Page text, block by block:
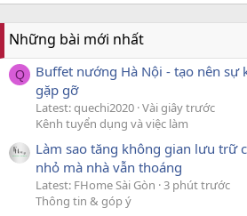
Những bài mới nhất
Q
Buffet nướng Hà Nội - tạo nên sự
gặp gỡ
Latest: quechi2020 Vài giây trước
Kênh tuyển dụng và việc làm
Làm sao tăng không gian lưu trữ
nhỏ mà nhà vẫn thoáng
Latest: FHome Sài Gòn 3 phút trước
Thông tin & góp ý